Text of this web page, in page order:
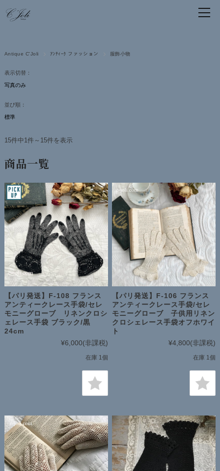
Antique C'Joli ｱﾝﾃｨｰｸ ファッション 服飾小物
表示切替：
並び順：
15件中1件～15件を表示
商品一覧
【パリ発送】F-108 フランス
アンティークレース手袋/セレ
モニーグローブ リネンクロシ
ェレース手袋 ブラック/黒
24cm
¥6,000(非課税)
在庫 1個
【パリ発送】F-106 フランス
アンティークレース手袋/セレ
モニーグローブ 子供用リネン
クロシェレース手袋オフホワイ
ト
¥4,800(非課税)
在庫 1個